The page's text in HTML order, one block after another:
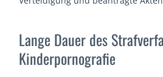
Lange Dauer des
Kinderpornografie